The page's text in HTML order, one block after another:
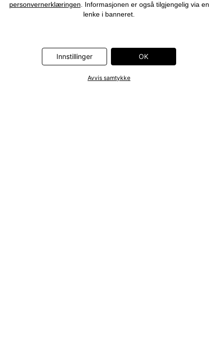
personvernerklæringen . Informasjonen er også tilgjengelig via en
lenke i banneret.
Innstillinger OK
Avvis samtykke